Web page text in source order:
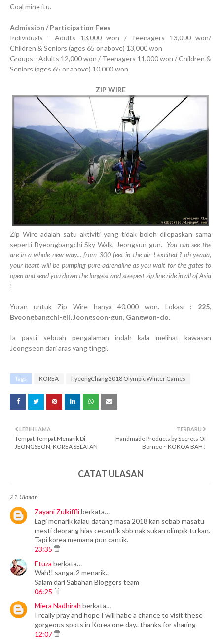
Coal mine itu.
Admission / Participation Fees
Individuals - Adults 13,000 won / Teenagers 13,000 won/
Children & Seniors (ages 65 or above) 13,000 won
Groups - Adults 12,000 won / Teenagers 11,000 won / Children &
Seniors (ages 65 or above) 10,000 won
ZIP WIRE
Zip Wire adalah satu aktiviti yang tidak boleh dilepaskan sama
seperti Byeongbangchi Sky Walk, Jeongsun-gun. You can see the
are in a whole new way... from 300 feet in the air ! excited ? oh yeaaa,
your heart will be pumping pure adrenaline as you wait for the gates to
open and send you down the longest and steepest zip line ride in all of Asia
!
Yuran untuk Zip Wire hanya 40,000 won. Lokasi : 225,
Byeongbangchi-gil, Jeongseon-gun, Gangwon-do.
Ia pasti sebuah pengalaman indah kala melihat kawasan
Jeongseon dari aras yang tinggi.
Tags KOREA PyeongChang 2018 Olympic Winter Games
TERBARU
Handmade Products by Secrets Of
Borneo ~ KOKOA BAH !
LEBIH LAMA
Tempat-Tempat Menarik Di
JEONGSEON, KOREA SELATAN
CATAT ULASAN
21 Ulasan
Zayani Zulkiffliberkata…
Lagi menarik kalau datang masa 2018 kan sebab masatu
mesti deorang hias cecantik sbb nak sukan olimpik tu kan.
Tapi korea memana pun cantik.
23:35
Etuza berkata…
Wah!! sangat2 menarik..
Salam dari Sabahan Bloggers team
06:25
Miera Nadhirah berkata…
I really pray and hope I will habe a chance to visit these
gorgeous spots in Korea one day.. thanks for sharing
12:07